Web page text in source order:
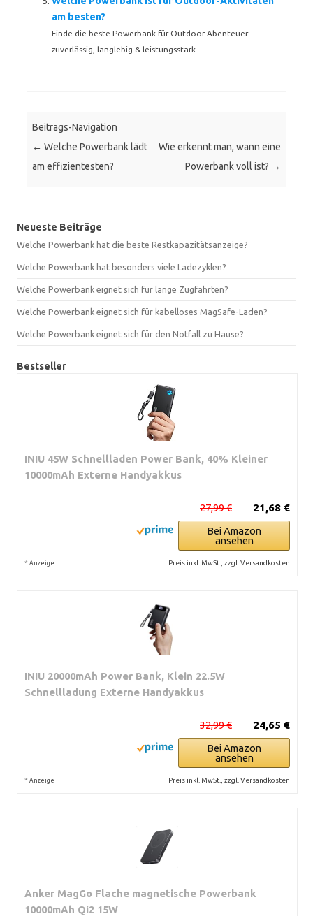
am besten?
Finde die beste Powerbank für Outdoor-Abenteuer:
zuverlässig, langlebig & leistungsstark...
Beitrags-Navigation
← Welche Powerbank lädt
am effizientesten?
Wie erkennt man, wann eine
Powerbank voll ist? →
Neueste Beiträge
Welche Powerbank hat die beste Restkapazitätsanzeige?
Welche Powerbank hat besonders viele Ladezyklen?
Welche Powerbank eignet sich für lange Zugfahrten?
Welche Powerbank eignet sich für kabelloses MagSafe-Laden?
Welche Powerbank eignet sich für den Notfall zu Hause?
Bestseller
INIU 45W Schnellladen Power Bank, 40% Kleiner
10000mAh Externe Handyakkus
21,68 €
27,99 €
Bei Amazon
ansehen
* Anzeige Preis inkl. MwSt., zzgl. Versandkosten
INIU 20000mAh Power Bank, Klein 22.5W
Schnellladung Externe Handyakkus
24,65 €
32,99 €
Bei Amazon
ansehen
* Anzeige Preis inkl. MwSt., zzgl. Versandkosten
Anker MagGo Flache magnetische Powerbank
10000mAh Qi2 15W